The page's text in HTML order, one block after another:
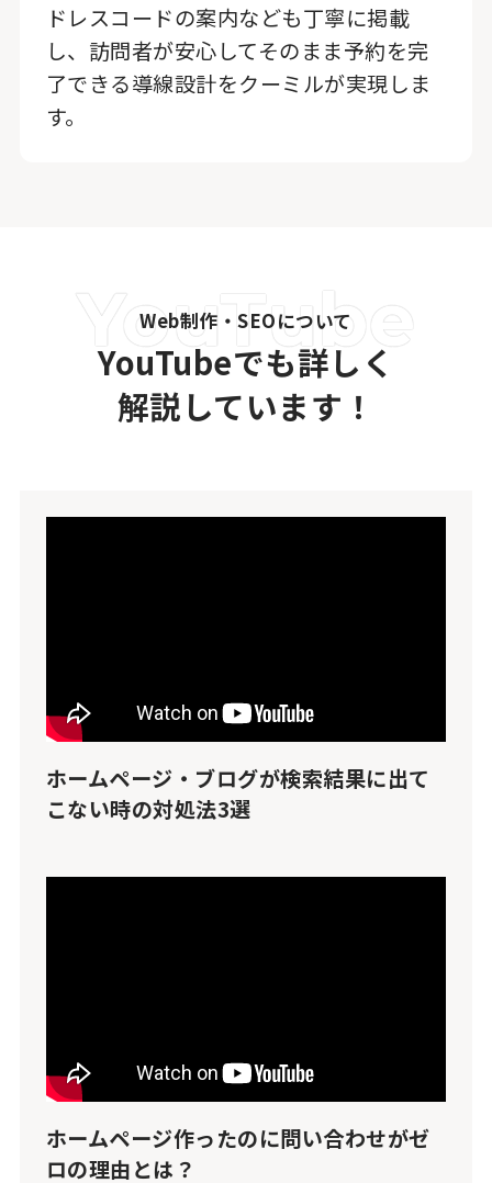
ドレスコードの案内なども丁寧に掲載
し、訪問者が安心してそのまま予約を完
了できる導線設計をクーミルが実現しま
す。
Web制作・SEOについて
YouTubeでも詳しく
解説しています！
ホームページ・ブログが検索結果に出て
こない時の対処法3選
ホームページ作ったのに問い合わせがゼ
ロの理由とは？